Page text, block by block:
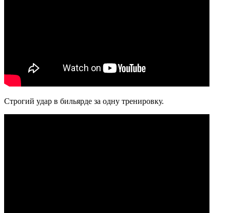
Строгий удар в бильярде за одну тренировку.